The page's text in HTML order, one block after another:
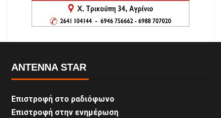
ANTENNA STAR
Επιστροφή στο ραδιόφωνο
Επιστροφή στην ενημέρωση